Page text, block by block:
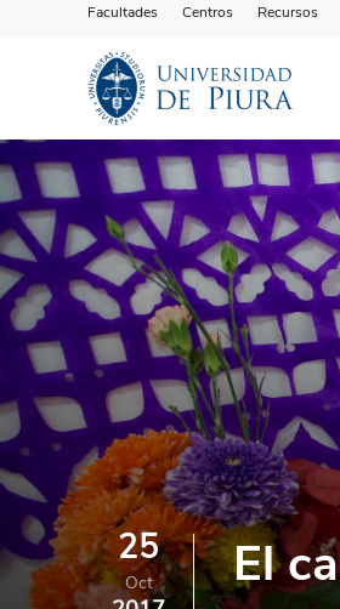
Facultades Centros Recursos
25
Oct El